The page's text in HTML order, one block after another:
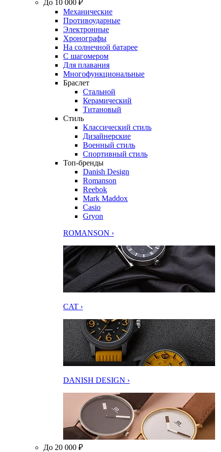
До 10 000 ₽
Механические
Противоударные
Электронные
Хронографы
На солнечной батарее
С шагомером
Для плавания
Многофункциональные
Браслет
Стальной
Керамический
Титановый
Стиль
Классический стиль
Дизайнерские
Военный стиль
Спортивный стиль
Топ-бренды
Danish Design
Romanson
Reebok
Mark Maddox
Casio
Gryon
ROMANSON ›
CAT ›
DANISH DESIGN ›
До 20 000 ₽